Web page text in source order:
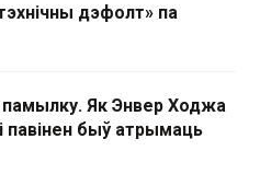
дэфолт» па
памылку. Як Энвер Ходжа
павінен быў атрымаць